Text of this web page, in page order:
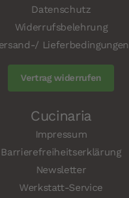
Datenschutz
Widerrufsbelehrung
Lieferbedingungen
Vertrag widerrufen
Cucinaria
Impressum
Barrierefreiheitserklärung
Newsletter
Werkstatt-Service